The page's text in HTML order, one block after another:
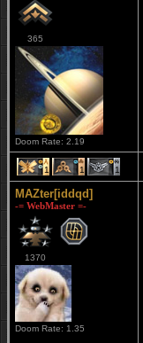
365
Doom Rate: 2.19
1 1 1
MAZter[iddqd]
-= WebMaster =-
1370
Doom Rate: 1.35